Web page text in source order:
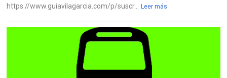
https://www.guiavilagarcia.com/p/suscr...
Leer más